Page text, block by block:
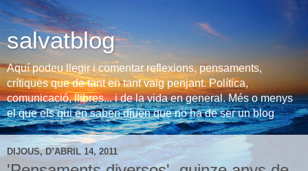
salvatblog
Aquí podeu llegir i comentar reflexions, pensaments,
crítiques que de tant en tant vaig penjant. Política,
comunicació, llibres... i de la vida en general. Més o menys
el que els qui en saben diuen que no ha de ser un blog
DIJOUS, D’ABRIL 14, 2011